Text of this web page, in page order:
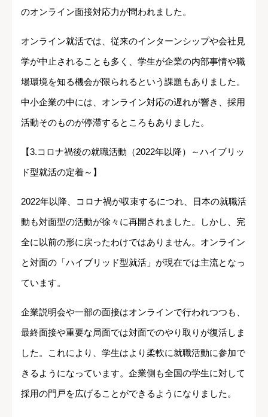
のオンライン面接対応力が問われました。
オンライン就活では、従来のインターンシップや会社見
学が中止されることも多く、学生が企業の内部事情や職
場環境を知る機会が限られるという課題もありました。
中小企業の中には、オンライン対応の遅れが響き、採用
活動そのものが停滞するところもありました。
【3.コロナ禍後の就職活動（2022年以降）～ハイブリッ
ド型就活の定着～】
2022年以降、コロナ禍が収束するにつれ、日本の就職活
動も対面型の活動が徐々に再開されました。しかし、完
全に以前の形に戻ったわけではありません。オンライン
と対面の「ハイブリッド型就活」が現在では主流となっ
ています。
企業説明会や一部の面接はオンラインで行われつつも、
最終面接や重要な局面では対面でのやり取りが復活しま
した。これにより、学生はより柔軟に就職活動に参加で
きるようになっています。企業側も全国の学生に対して
採用の門戸を広げることができるようになりました。